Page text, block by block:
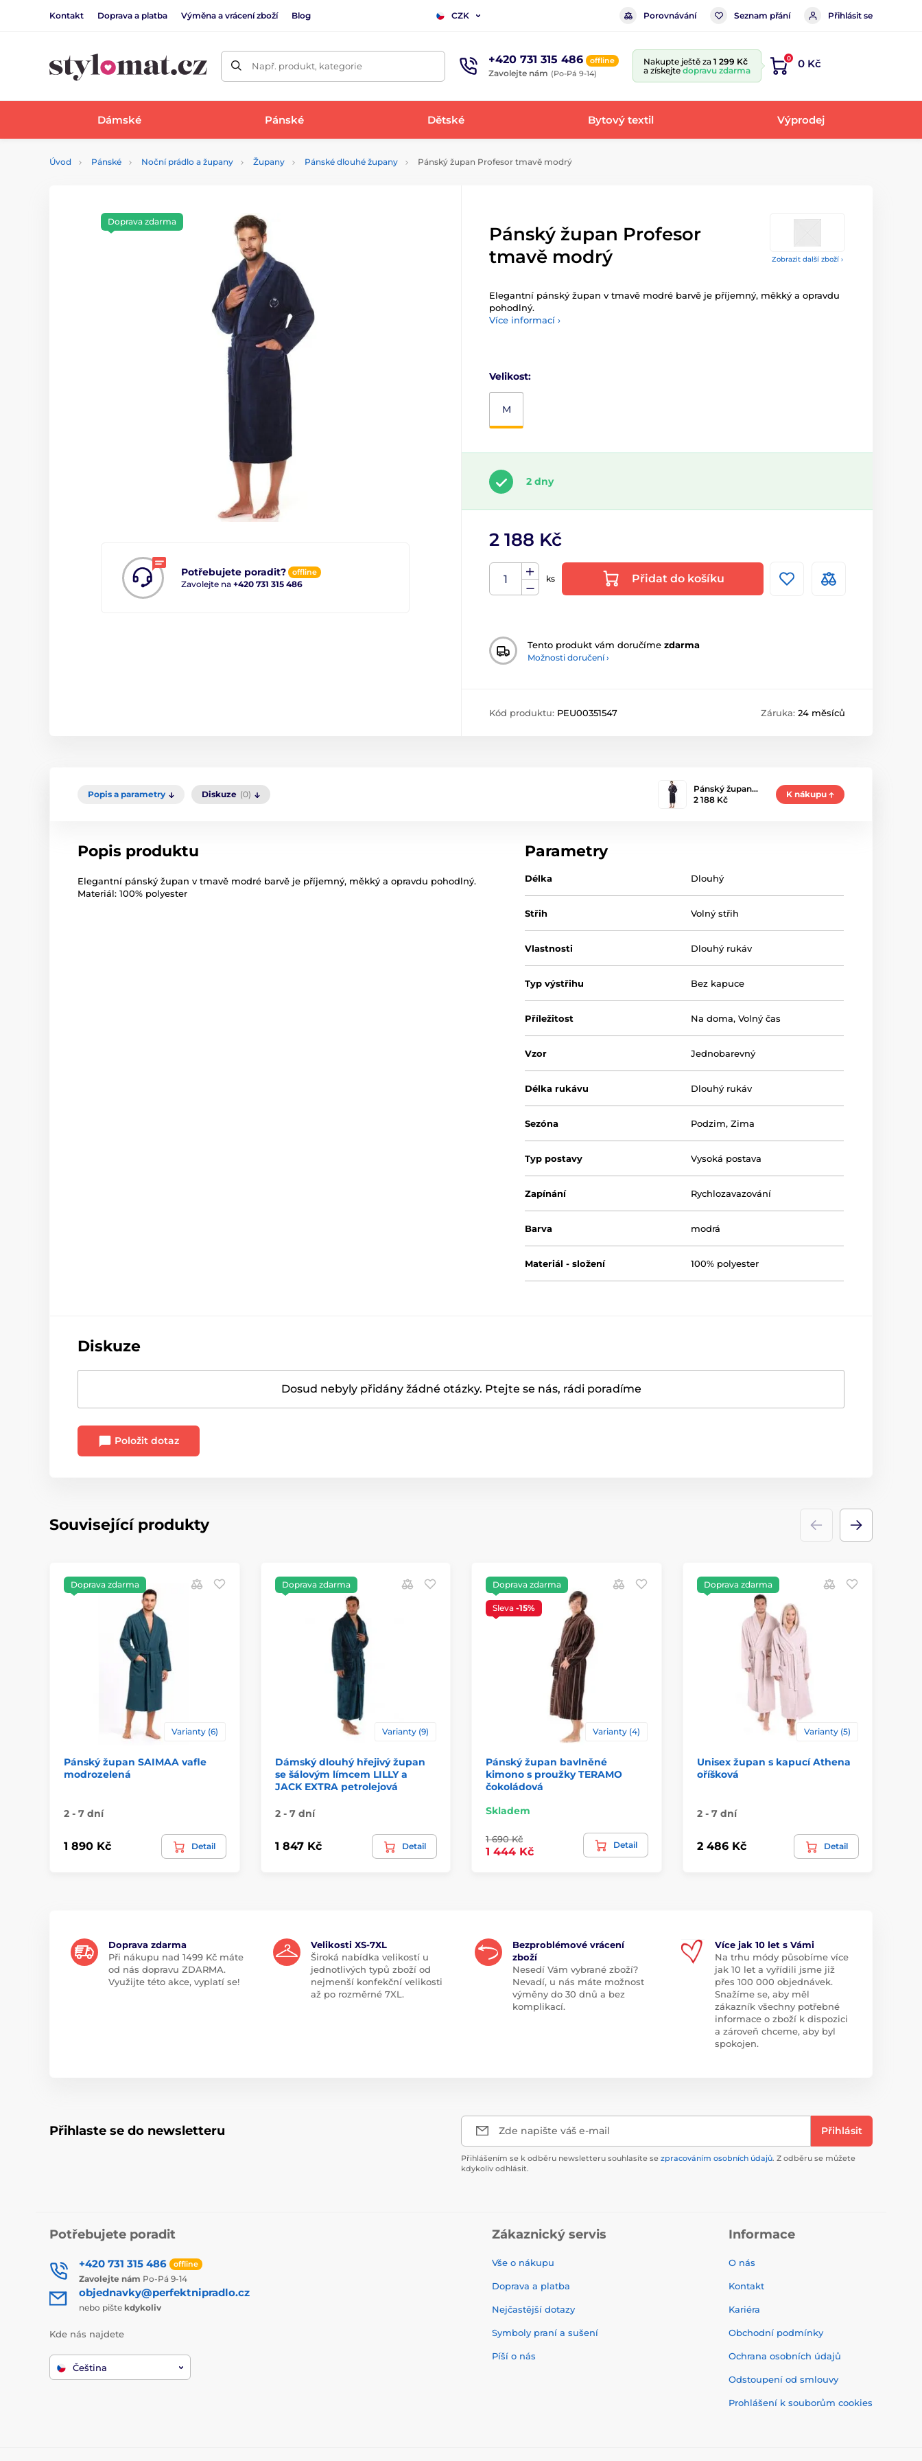
Kontakt Doprava a platba Výměna a vrácení zboží Blog CZK Porovnávání Seznam přání Přihlásit se
Např. produkt, kategorie +420 731 315 486 offline
Zavolejte nám (Po-Pá 9-14)
Nakupte ještě za 1 299 Kč
a získejte dopravu zdarma
0 0 Kč
Dámské Pánské Dětské Bytový textil Výprodej
Úvod Pánské Noční prádlo a župany Župany Pánské dlouhé župany Pánský župan Profesor tmavě modrý
Zobrazit další zboží ›
Potřebujete poradit? offline
Zavolejte na +420 731 315 486
Doprava zdarma
Pánský župan Profesor
tmavě modrý
Elegantní pánský župan v tmavě modré barvě je příjemný, měkký a opravdu
pohodlný.
Více informací ›
Velikost:
M
2 dny
2 188 Kč
ks Přidat do košíku
Tento produkt vám doručíme zdarma
Možnosti doručení ›
Kód produktu: PEU00351547 Záruka: 24 měsíců
Popis a parametry Diskuze (0)
Pánský župan…
2 188 Kč
K nákupu
Popis produktu
Elegantní pánský župan v tmavě modré barvě je příjemný, měkký a opravdu pohodlný.
Materiál: 100% polyester
Parametry
Délka Dlouhý
Střih Volný střih
Vlastnosti Dlouhý rukáv
Typ výstřihu Bez kapuce
Příležitost Na doma,Volný čas
Vzor Jednobarevný
Délka rukávu Dlouhý rukáv
Sezóna Podzim,Zima
Typ postavy Vysoká postava
Zapínání Rychlozavazování
Barva modrá
Materiál - složení 100% polyester
Diskuze
Dosud nebyly přidány žádné otázky. Ptejte se nás, rádi poradíme
Položit dotaz
Související produkty
Doprava zdarma
Varianty (6)
Pánský župan SAIMAA vafle
modrozelená
2 - 7 dní
1 890 Kč Detail
Doprava zdarma
Varianty (9)
Dámský dlouhý hřejivý župan
se šálovým límcem LILLY a
JACK EXTRA petrolejová
2 - 7 dní
1 847 Kč Detail
Doprava zdarma
Sleva -15%
Varianty (4)
Pánský župan bavlněné
kimono s proužky TERAMO
čokoládová
Skladem
1 690 Kč
1 444 Kč
Detail
Doprava zdarma
Varianty (5)
Unisex župan s kapucí Athena
oříšková
2 - 7 dní
2 486 Kč Detail
Doprava zdarma
Při nákupu nad 1499 Kč máte
od nás dopravu ZDARMA.
Využijte této akce, vyplatí se!
Velikosti XS-7XL
Široká nabídka velikostí u
jednotlivých typů zboží od
nejmenší konfekční velikosti
až po rozměrné 7XL.
Bezproblémové vrácení
zboží
Nesedí Vám vybrané zboží?
Nevadí, u nás máte možnost
výměny do 30 dnů a bez
komplikací.
Více jak 10 let s Vámi
Na trhu módy působíme více
jak 10 let a vyřídili jsme již
přes 100 000 objednávek.
Snažíme se, aby měl
zákazník všechny potřebné
informace o zboží k dispozici
a zároveň chceme, aby byl
spokojen.
Přihlaste se do newsletteru Zde napište váš e-mail Přihlásit
Přihlášením se k odběru newsletteru souhlasíte se zpracováním osobních údajů. Z odběru se můžete
kdykoliv odhlásit.
Potřebujete poradit
+420 731 315 486 offline
Zavolejte nám Po-Pá 9-14
objednavky@perfektnipradlo.cz
nebo pište kdykoliv
Kde nás najdete
Čeština
Zákaznický servis
Vše o nákupu
Doprava a platba
Nejčastější dotazy
Symboly praní a sušení
Píší o nás
Informace
O nás
Kontakt
Kariéra
Obchodní podmínky
Ochrana osobních údajů
Odstoupení od smlouvy
Prohlášení k souborům cookies